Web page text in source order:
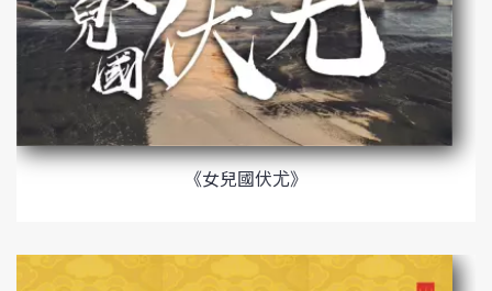
《女兒國伏尤》